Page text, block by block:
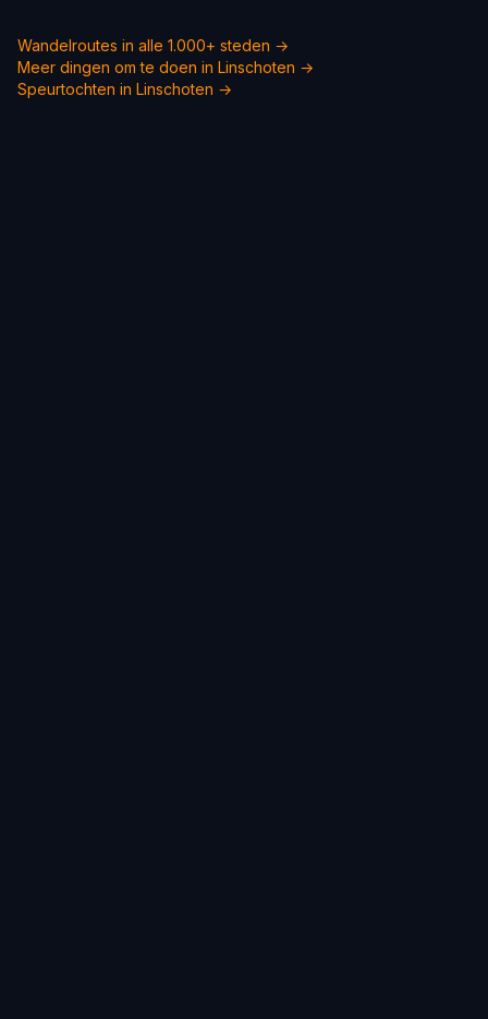
Wandelroutes in alle 1.000+ steden →
Meer dingen om te doen in Linschoten →
Speurtochten in Linschoten →